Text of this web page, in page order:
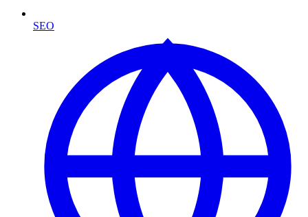
SEO